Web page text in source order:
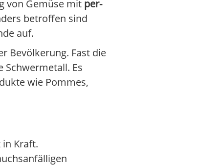
von Gemüse mit per-
betroffen sind
auf.
Bevölkerung. Fast die
Es
wie Pommes,
in Kraft.